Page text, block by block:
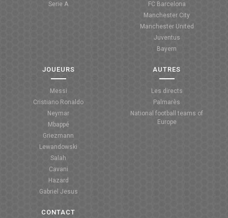
Serie A
FC Barcelona
Manchester City
Manchester United
Juventus
Bayern
JOUEURS
Messi
Cristiano Ronaldo
Neymar
Mbappé
Griezmann
Lewandowski
Salah
Cavani
Hazard
Gabriel Jesus
AUTRES
Les directs
Palmarès
National football teams of
Europe
CONTACT